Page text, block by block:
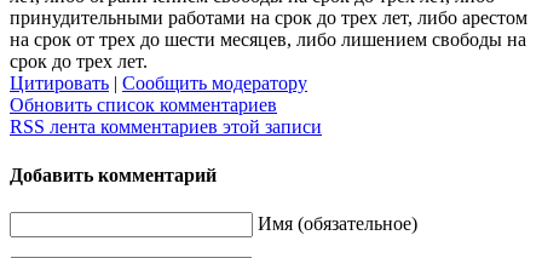
принудительными работами на срок до трех лет, либо арестом
на срок от трех до шести месяцев, либо лишением свободы на
срок до трех лет.
Цитировать | Сообщить модератору
Обновить список комментариев
RSS лента комментариев этой записи
Добавить комментарий
Имя (обязательное)